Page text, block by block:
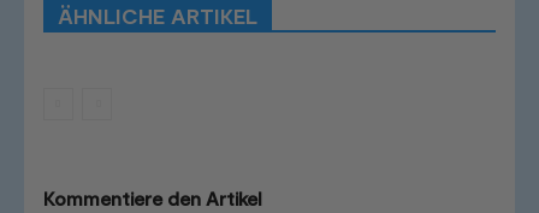
ÄHNLICHE ARTIKEL
Kommentiere den Artikel